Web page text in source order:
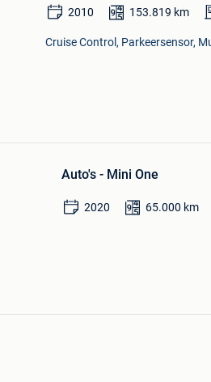
2010 153.819 km
Cruise Control, Parkeersensor,
Auto's - Mini One
2020 65.000 km